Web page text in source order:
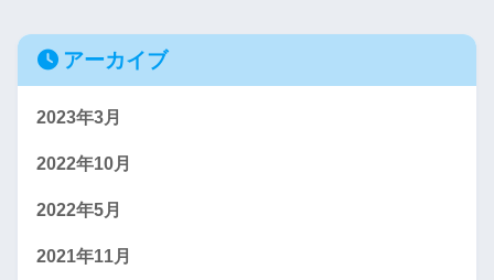
アーカイブ
2023年3月
2022年10月
2022年5月
2021年11月